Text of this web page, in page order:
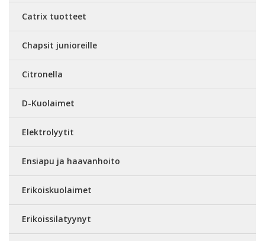
Catrix tuotteet
Chapsit junioreille
Citronella
D-Kuolaimet
Elektrolyytit
Ensiapu ja haavanhoito
Erikoiskuolaimet
Erikoissilatyynyt